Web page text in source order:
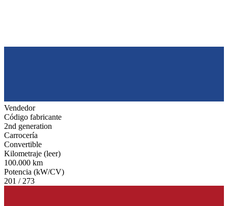
Vendedor
Código fabricante
2nd generation
Carrocería
Convertible
Kilometraje (leer)
100.000 km
Potencia (kW/CV)
201 / 273